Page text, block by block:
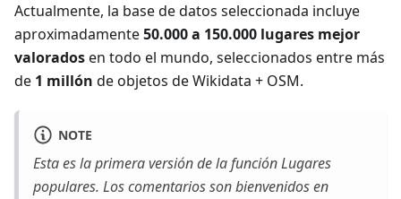
Actualmente, la base de datos seleccionada incluye
aproximadamente50.000 a 150.000 lugares mejor
valoradosen todo el mundo, seleccionados entre más
de 1 millón de objetos de Wikidata + OSM.
NOTE
Esta es la primera versión de la función Lugares
populares. Los comentarios son bienvenidos en